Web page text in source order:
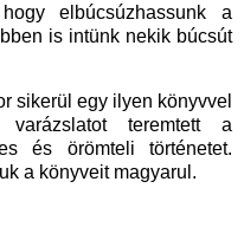
elbúcsúzhassunk a
is intünk nekik búcsút
sikerül egy ilyen könyvvel
varázslatot teremtett a
és örömteli történetet.
a könyveit magyarul.